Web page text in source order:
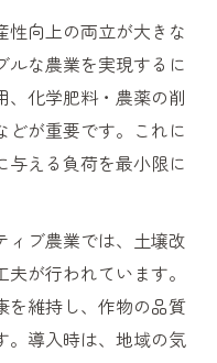
性向上の両立が大きな
ルな農業を実現するに
、化学肥料・農薬の削
どが重要です。これに
与える負荷を最小限に
ィブ農業では、土壌改
が行われています。
を維持し、作物の品質
。導入時は、地域の気